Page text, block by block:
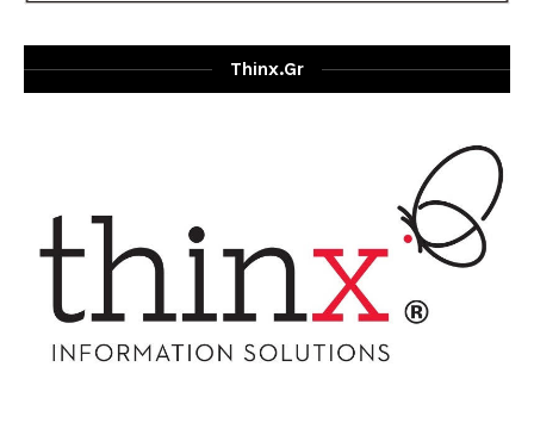
Thinx.gr